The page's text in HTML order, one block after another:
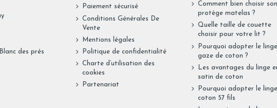
des prés
Paiement sécurisé
Conditions Générales De
Vente
Mentions légales
Politique de confidentialité
Charte d’utilisation des
cookies
Partenariat
Comment bien choisir
protège matelas ?
Quelle taille de couette
choisir pour votre lit ?
Pourquoi adopter le
gaze de coton ?
Les avantages du linge
satin de coton
Pourquoi adopter le
coton 57 fils